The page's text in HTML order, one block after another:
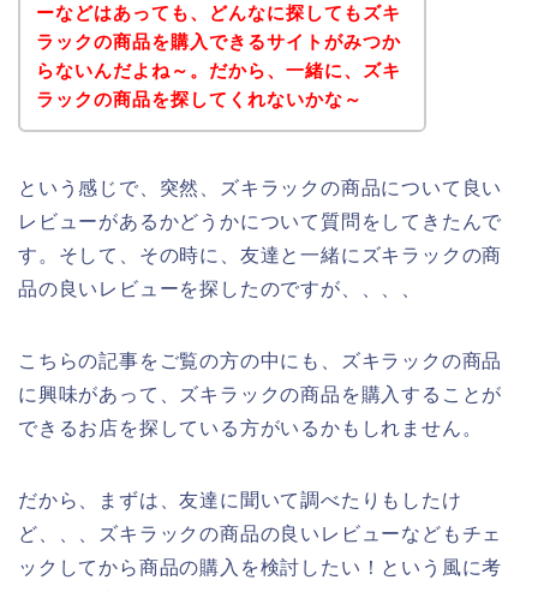
ーなどはあっても、どんなに探してもズキ
ラックの商品を購入できるサイトがみつか
らないんだよね～。だから、一緒に、ズキ
ラックの商品を探してくれないかな～
という感じで、突然、ズキラックの商品について良い
レビューがあるかどうかについて質問をしてきたんで
す。そして、その時に、友達と一緒にズキラックの商
品の良いレビューを探したのですが、、、、
こちらの記事をご覧の方の中にも、ズキラックの商品
に興味があって、ズキラックの商品を購入することが
できるお店を探している方がいるかもしれません。
だから、まずは、友達に聞いて調べたりもしたけ
ど、、、ズキラックの商品の良いレビューなどもチェ
ックしてから商品の購入を検討したい！という風に考